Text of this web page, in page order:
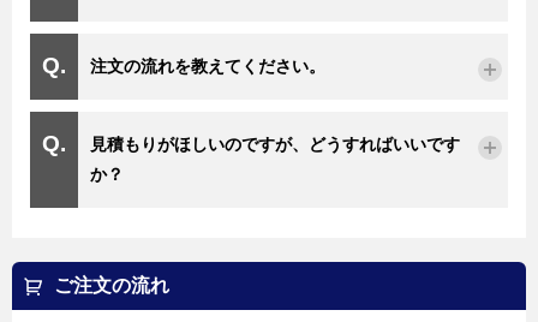
注文の流れを教えてください。
見積もりがほしいのですが、どうすればいいです
か？
ご注文の流れ